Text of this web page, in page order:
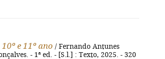
e 11º ano / Fernando Antunes
- 1ª ed. - [S.l.] : Texto, 2025. - 320